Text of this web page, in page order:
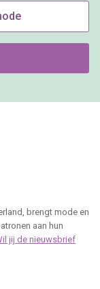
brengt mode en
aan hun
jij de nieuwsbrief